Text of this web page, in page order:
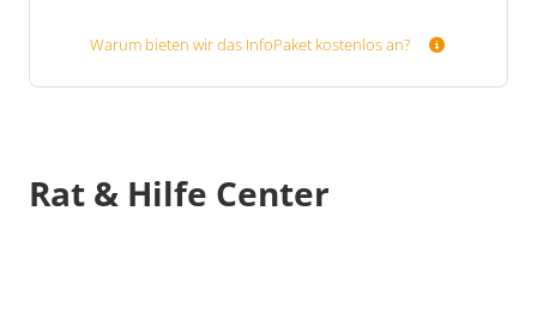
Warum bieten wir das InfoPaket kostenlos an?
Rat & Hilfe Center